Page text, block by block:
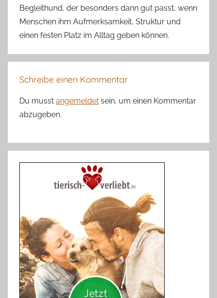
Begleithund, der besonders dann gut passt, wenn
Menschen ihm Aufmerksamkeit, Struktur und
einen festen Platz im Alltag geben können.
Schreibe einen Kommentar
Du musst angemeldet sein, um einen Kommentar
abzugeben.